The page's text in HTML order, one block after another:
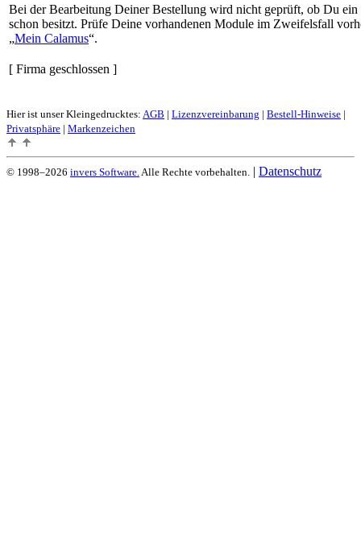
Bei der Bearbeitung Deiner Bestellung wird nicht geprüft, ob Du ein
schon besitzt. Prüfe Deine vorhandenen Module im Zweifelsfall
Mein Calamus .
[ Firma geschlossen ]
Hier ist unser Kleingedrucktes: AGB | Lizenzvereinbarung | Bestell-Hinweise |
Privatsphäre | Markenzeichen
© 1998–2026 invers Software. Alle Rechte vorbehalten. | Datenschutz